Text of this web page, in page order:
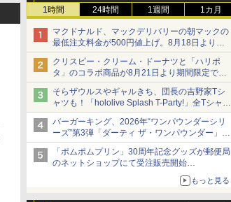
1時間 24時間 1週間 1カ月
マクドナルド、マックデリバリーの朝マックの
最低注文料金が500円値上げ。8月18日より
1,500円から受付
クリスピー・クリーム・ドーナツと「ハリポ
タ」のコラボ商品が8月21日より期間限定で発
売
組分け帽子ドーナツなど見た目も楽しい商品が
登場
そらザウルスやギャルきち、団長の吉野家Tシ
ャツも！「hololive Splash T-Party!」全Tシャツ
ラインナップ公開＆オンライン販売開始
バーガーキング、2026年“ワンパウンダーシリ
ーズ”第3弾「ダーティ ザ・ワンパウンダー」を
8月7日発売
「特製ガーリックマヨソース」を使用した超大
型チーズバーガー
「ポムポムプリン」30周年記念グッズが郵便局
のネットショップにて受注販売開始
「おもちもちもちクッション」など今年だけの
もっと見る